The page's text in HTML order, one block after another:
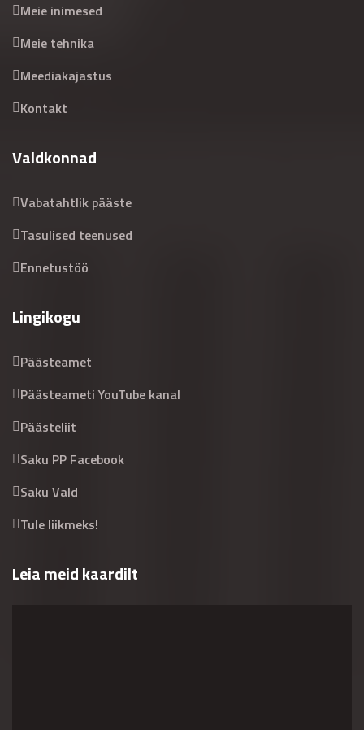
Meie inimesed
Meie tehnika
Meediakajastus
Kontakt
Valdkonnad
Vabatahtlik pääste
Tasulised teenused
Ennetustöö
Lingikogu
Päästeamet
Päästeameti YouTube kanal
Päästeliit
Saku PP Facebook
Saku Vald
Tule liikmeks!
Leia meid kaardilt